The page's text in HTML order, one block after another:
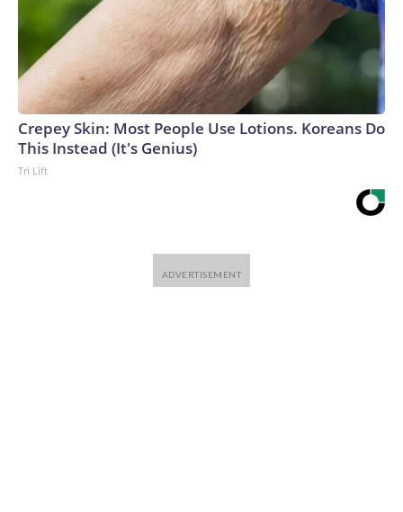
Crepey Skin: Most People Use Lotions. Koreans Do
This Instead (It's Genius)
Tri Lift